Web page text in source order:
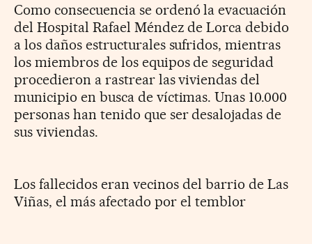
Como consecuencia se ordenó la evacuación
del Hospital Rafael Méndez de Lorca debido
a los daños estructurales sufridos, mientras
los miembros de los equipos de seguridad
procedieron a rastrear las viviendas del
municipio en busca de víctimas. Unas 10.000
personas han tenido que ser desalojadas de
sus viviendas.
Los fallecidos eran vecinos del barrio de Las
Viñas, el más afectado por el temblor